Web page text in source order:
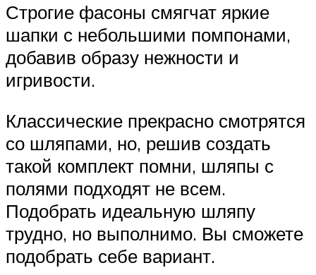
Строгие фасоны смягчат яркие
шапки с небольшими помпонами,
добавив образу нежности и
игривости.
Классические прекрасно смотрятся
со шляпами, но, решив создать
такой комплект помни, шляпы с
полями подходят не всем.
Подобрать идеальную шляпу
трудно, но выполнимо. Вы сможете
подобрать себе вариант.